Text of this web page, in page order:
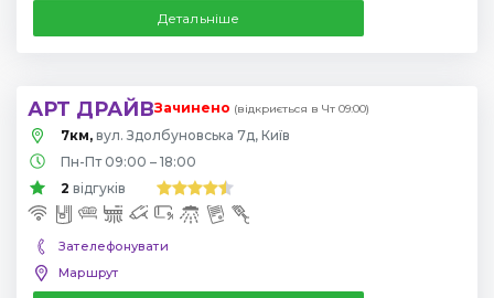
Детальніше
АРТ ДРАЙВЗачинено (відкриється в Чт 09:00)
7км, вул. Здолбуновська 7д, Київ
Пн-Пт 09:00 – 18:00
2 відгуків
Зателефонувати
Маршрут